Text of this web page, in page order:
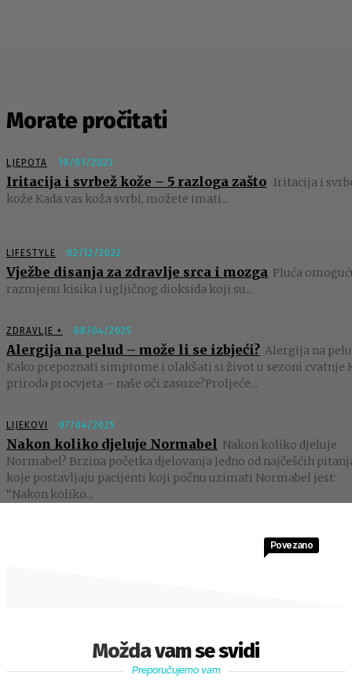
Morate pročitati
LJEPOTA 19/01/2023
Iritacija i svrbež kože – 5 razloga zašto Iritacija i
kože Kada vas koža svrbi, možete imati...
LIFESTYLE 02/12/2022
Vježbe disanja za zdravlje srca i mozga Pluća
razmjenu kisika i ugljičnog dioksida koji su...
ZDRAVLJE + 08/04/2025
Alergija na pelud – može li se izbjeći? Alergija na
Kako prepoznati simptome i olakšati si život u sezoni cvatnje
priroda procvjeta – naše oči zasuze?Proljeće...
LIJEKOVI 07/04/2025
Nakon koliko djeluje Normabel Nakon koliko djeluje
Normabel? Brzina početka djelovanja Jedno od najčešćih
koje postavljaju pacijenti koji počnu uzimati Normabel jest:
“Nakon koliko...
Možda vam se svidi
Povezano
Preporučujemo vam